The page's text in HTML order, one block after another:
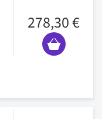
278,30 €